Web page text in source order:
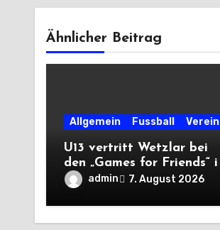
Ähnlicher Beitrag
Allgemein Fussball Verein
U13 vertritt Wetzlar bei
den „Games for Friends“ in
Tschechien
admin 7. August 2026